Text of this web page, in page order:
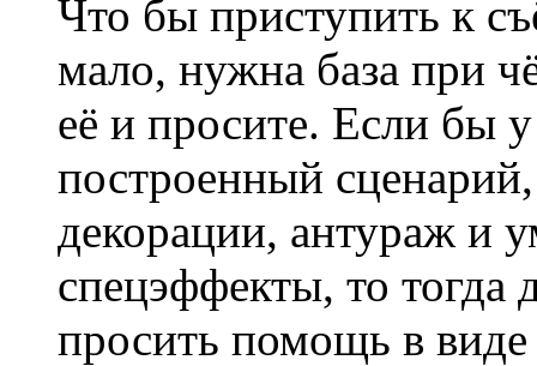
Что бы приступить к
мало, нужна база при
её и просите. Если бы
построенный
декорации, антураж и
спецэффекты, то
просить помощь в виде